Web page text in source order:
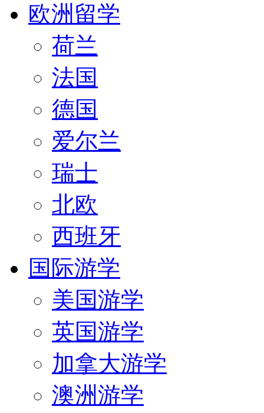
欧洲留学
荷兰
法国
德国
爱尔兰
瑞士
北欧
西班牙
国际游学
美国游学
英国游学
加拿大游学
澳洲游学